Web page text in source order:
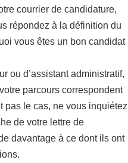
courrier de candidature,
répondez à la définition du
vous êtes un bon candidat
ou d’assistant administratif,
parcours correspondent
pas le cas, ne vous inquiétez
de votre lettre de
davantage à ce dont ils ont